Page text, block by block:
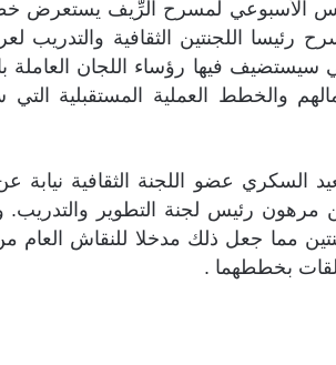
الأسبوعي لمسرح الرِّيف يستعرض
اللجنتين الثقافية والتدريب
سيستضيف فيها رؤساء اللجان
والخطط العملية المستقبلية التي
السكري عضو اللجنة الثقافية نيابة
مرهون رئيس لجنة التطوير
مما جعل ذلك مدخلا للنقاش
بخططهما .